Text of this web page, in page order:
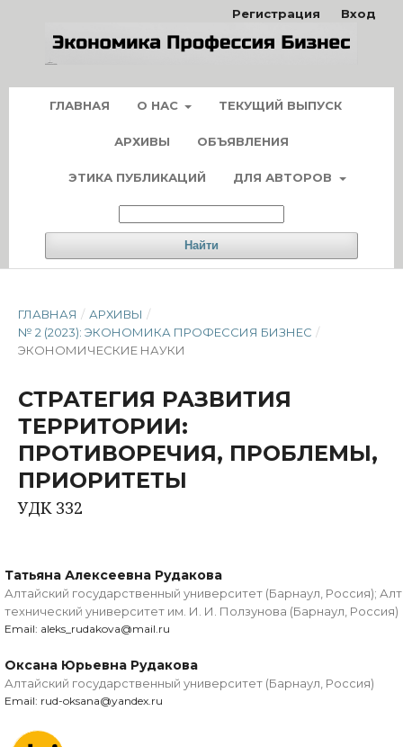
ГЛАВНАЯ О НАС ТЕКУЩИЙ ВЫПУСК
АРХИВЫ ОБЪЯВЛЕНИЯ
ЭТИКА ПУБЛИКАЦИЙ ДЛЯ АВТОРОВ
Найти
Регистрация Вход
ГЛАВНАЯ / АРХИВЫ /
№ 2 (2023): ЭКОНОМИКА ПРОФЕССИЯ БИЗНЕС /
ЭКОНОМИЧЕСКИЕ НАУКИ
СТРАТЕГИЯ РАЗВИТИЯ
ТЕРРИТОРИИ:
ПРОТИВОРЕЧИЯ, ПРОБЛЕМЫ,
ПРИОРИТЕТЫ
УДК 332
Татьяна Алексеевна Рудакова
Алтайский государственный университет (Барнаул, Россия);
технический университет им. И. И. Ползунова (Барнаул, Россия)
Email: aleks_rudakova@mail.ru
Оксана Юрьевна Рудакова
Алтайский государственный университет (Барнаул, Россия)
Email: rud-oksana@yandex.ru